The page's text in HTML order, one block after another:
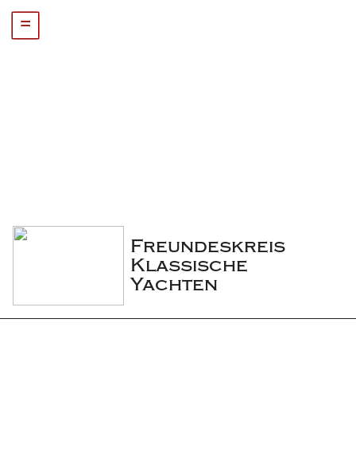
=
Freundeskreis
Klassische
Yachten